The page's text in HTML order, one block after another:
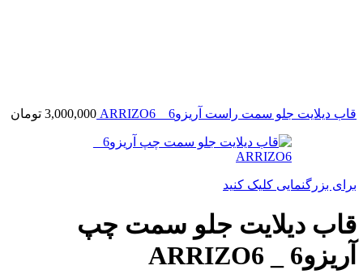
قاب دیلایت جلو سمت راست آریزو6 _ ARRIZO6 3,000,000 تومان
برای بزرگنمایی کلیک کنید
قاب دیلایت جلو سمت چپ
آریزو6 _ ARRIZO6